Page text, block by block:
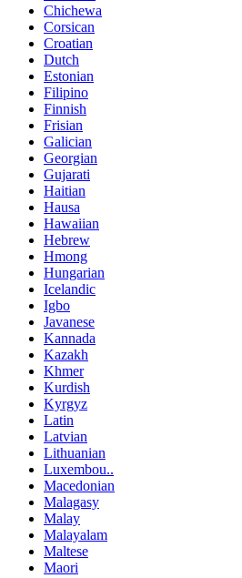
Chichewa
Corsican
Croatian
Dutch
Estonian
Filipino
Finnish
Frisian
Galician
Georgian
Gujarati
Haitian
Hausa
Hawaiian
Hebrew
Hmong
Hungarian
Icelandic
Igbo
Javanese
Kannada
Kazakh
Khmer
Kurdish
Kyrgyz
Latin
Latvian
Lithuanian
Luxembou..
Macedonian
Malagasy
Malay
Malayalam
Maltese
Maori